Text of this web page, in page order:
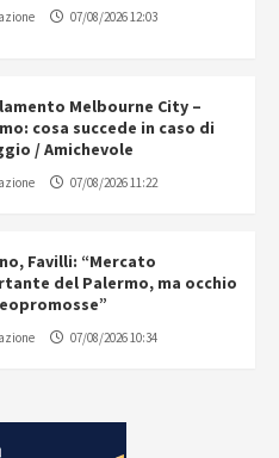
07/08/2026 12:03
Melbourne City –
cosa succede in caso di
/ Amichevole
07/08/2026 11:22
Favilli: “Mercato
del Palermo, ma occhio
07/08/2026 10:34